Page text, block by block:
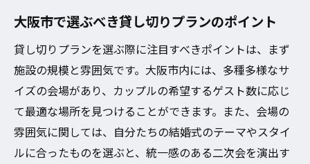
大阪市で選ぶべき貸し切りプランのポイント
貸し切りプランを選ぶ際に注目すべきポイントは、まず
施設の規模と雰囲気です。大阪市内には、多種多様なサ
イズの会場があり、カップルの希望するゲスト数に応じ
て最適な場所を見つけることができます。また、会場の
雰囲気に関しては、自分たちの結婚式のテーマやスタイ
ルに合ったものを選ぶと、統一感のある二次会を演出す